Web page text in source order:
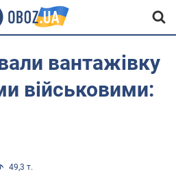
вантажівку
військовими:
49,3 т.